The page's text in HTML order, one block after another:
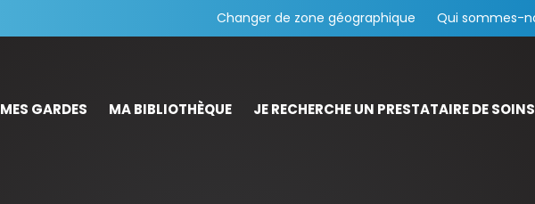
Changer de zone géographique Qui sommes-
MES GARDES MA BIBLIOTHÈQUE JE RECHERCHE UN PRESTATAIRE DE SOINS